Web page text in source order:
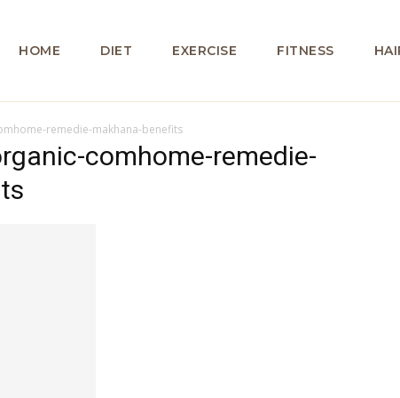
HOME DIET EXERCISE FITNESS
remedie-makhana-benefits
comhome-remedie-